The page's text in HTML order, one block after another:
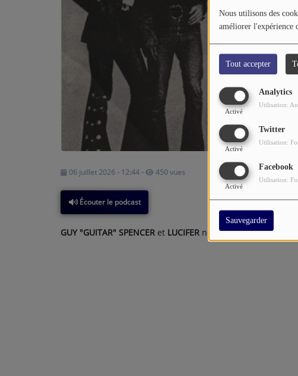
Nous utilisons des
améliorer l'expérience
Tout accepter
Analytics
Activé
Utilisation:
Twitter
Activé
Utilisation:
Facebook
Activé
Utilisation:
Sauvegarder
06 juillet 2026 - 12:44 - 450 vues
Écouter le podcast
GUY "GUITAR" SPENCER et LUCIFER nous assènent leur